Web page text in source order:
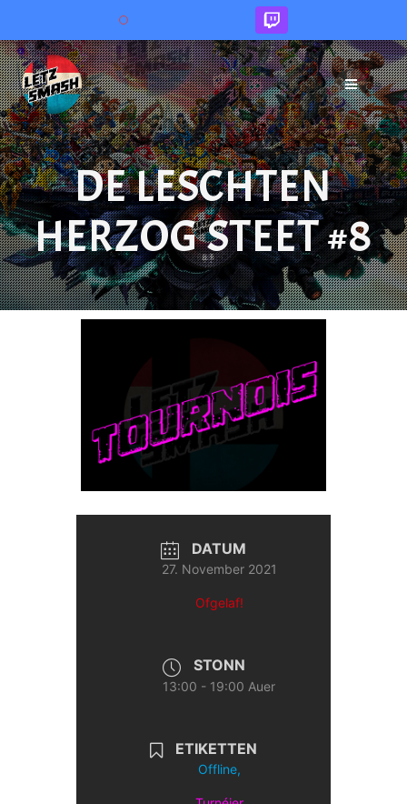
Sprang
op
den
Inhalt
DE LESCHTEN
HERZOG STEET #8
DATUM
27. November 2021
Ofgelaf!
STONN
13:00 - 19:00 Auer
ETIKETTEN
Offline,